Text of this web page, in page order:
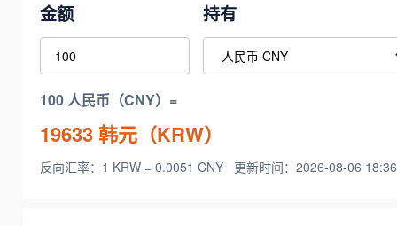
金额 持有
100 人民币（CNY）=
19633韩元（KRW）
反向汇率：1 KRW = 0.0051 CNY 更新时间：2026-08-06